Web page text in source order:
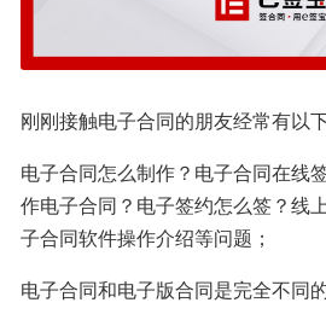
刚刚接触电子合同的朋友经常有以
电子合同怎么制作？电子合同在线
作电子合同？电子签约怎么签？线
子合同软件操作介绍等问题；
电子合同和电子版合同是完全不同